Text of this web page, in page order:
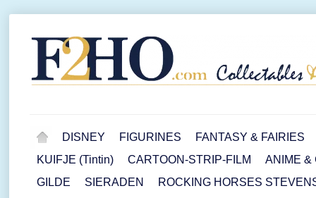
DISNEY FIGURINES
FANTASY & FAIRIES
KUIFJE (Tintin)
CARTOON-STRIP-FILM
ANIME &
GILDE
SIERADEN
ROCKING HORSES